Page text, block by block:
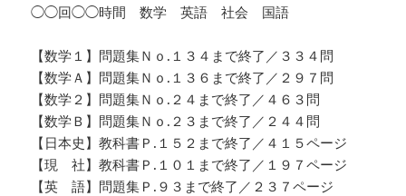
◯◯回◯◯時間 数学 英語 社会 国語
【数学１】問題集Ｎｏ.１３４まで終了／３３４問
【数学Ａ】問題集Ｎｏ.１３６まで終了／２９７問
【数学２】問題集Ｎｏ.２４まで終了／４６３問
【数学Ｂ】問題集Ｎｏ.２３まで終了／２４４問
【日本史】教科書Ｐ.１５２まで終了／４１５ページ
【現 社】教科書Ｐ.１０１まで終了／１９７ページ
【英 語】問題集Ｐ.９３まで終了／２３７ページ